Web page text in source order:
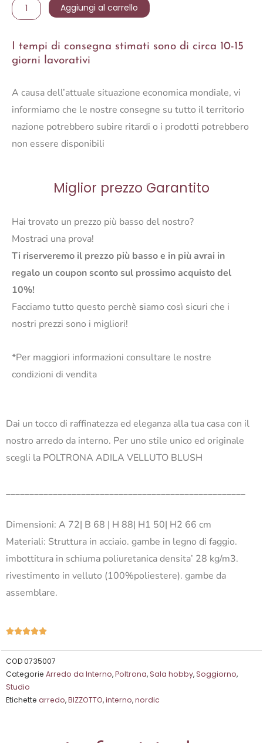
POLTRONA
ADILA
BLUSH
quantità
Aggiungi al carrello
I tempi di consegna stimati sono di circa 10-15
giorni lavorativi
A causa dell’attuale situazione economica mondiale, vi
informiamo che le nostre consegne su tutto il territorio
nazione potrebbero subire ritardi o i prodotti potrebbero
non essere disponibili
Miglior prezzo Garantito
Hai trovato un prezzo più basso del nostro?
Mostraci una prova!
Ti riserveremo il prezzo più basso e in più avrai in
regalo un coupon sconto sul prossimo acquisto del
10%!
Facciamo tutto questo perchè siamo così sicuri che i
nostri prezzi sono i migliori!
*Per maggiori informazioni consultare le nostre
condizioni di vendita
Dai un tocco di raffinatezza ed eleganza alla tua casa con il
nostro arredo da interno. Per uno stile unico ed originale
scegli la POLTRONA ADILA VELLUTO BLUSH
___________________________________________________
Dimensioni: A 72| B 68 | H 88| H1 50| H2 66 cm
Materiali: Struttura in acciaio. gambe in legno di faggio.
imbottitura in schiuma poliuretanica densita’ 28 kg/m3.
rivestimento in velluto (100%poliestere). gambe da
assemblare.
Valutazione
su
5
COD0735007
Categorie Arredo da Interno,Poltrona,Sala hobby,Soggiorno,
Studio
Etichette arredo,BIZZOTTO,interno,nordic